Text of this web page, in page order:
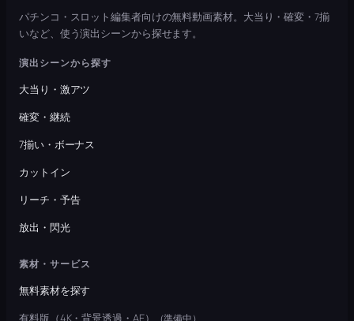
パチンコ・スロット編集者向けの無料動画素材。大当り・確変・7揃
いなど、使う演出シーンから探せます。
演出シーンから探す
大当り・激アツ
確変・継続
7揃い・ボーナス
カットイン
リーチ・予告
放出・閃光
素材・サービス
無料素材を探す
有料版（4K・背景透過・AE）
（準備中）